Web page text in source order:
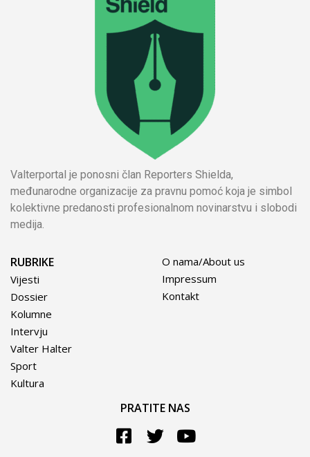
Valterportal je ponosni član Reporters Shielda,
međunarodne organizacije za pravnu pomoć koja je simbol
kolektivne predanosti profesionalnom novinarstvu i slobodi
medija.
RUBRIKE
Vijesti
Dossier
Kolumne
Intervju
Valter Halter
Sport
Kultura
O nama/About us
Impressum
Kontakt
PRATITE NAS